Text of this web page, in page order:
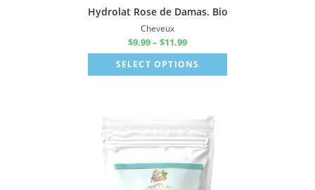
Hydrolat Rose de Damas. Bio
Cheveux
$9.99– $11.99
SELECT OPTIONS